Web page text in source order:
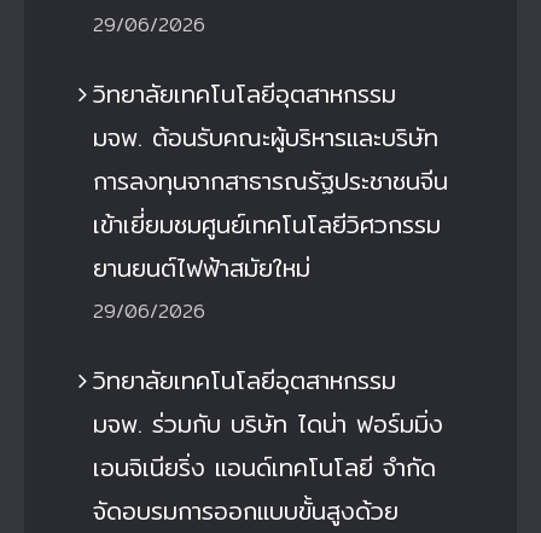
29/06/2026
วิทยาลัยเทคโนโลยีอุตสาหกรรม
มจพ. ต้อนรับคณะผู้บริหารและบริษัท
การลงทุนจากสาธารณรัฐประชาชนจีน
เข้าเยี่ยมชมศูนย์เทคโนโลยีวิศวกรรม
ยานยนต์ไฟฟ้าสมัยใหม่
29/06/2026
วิทยาลัยเทคโนโลยีอุตสาหกรรม
มจพ. ร่วมกับ บริษัท ไดน่า ฟอร์มมิ่ง
เอนจิเนียริ่ง แอนด์เทคโนโลยี จำกัด
จัดอบรมการออกแบบขั้นสูงด้วย